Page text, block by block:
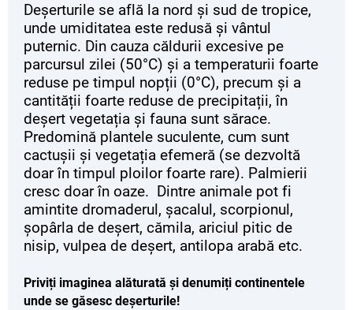
Deșerturile se află la nord și sud de tropice,
unde umiditatea este redusă și vântul
puternic. Din cauza căldurii excesive pe
parcursul zilei (50°C) și a temperaturii foarte
reduse pe timpul nopții (0°C), precum și a
cantității foarte reduse de precipitații, în
deșert vegetația și fauna sunt sărace.
Predomină plantele suculente, cum sunt
cactușii și vegetația efemeră (se dezvoltă
doar în timpul ploilor foarte rare). Palmierii
cresc doar în oaze. Dintre animale pot fi
amintite dromaderul, șacalul, scorpionul,
șopârla de deșert, cămila, ariciul pitic de
nisip, vulpea de deșert, antilopa arabă etc.
Priviți imaginea alăturată și denumiți continentele
unde se găsesc deșerturile!